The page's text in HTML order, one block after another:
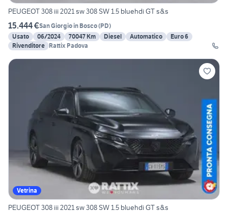
PEUGEOT 308 iii 2021 sw 308 SW 1.5 bluehdi GT s&s
15.444 €San Giorgio in Bosco(PD)
Usato
06/2024 70047 Km Diesel Automatico
Euro 6
Rivenditore Rattix Padova
Vetrina
PEUGEOT 308 iii 2021 sw 308 SW 1.5 bluehdi GT s&s